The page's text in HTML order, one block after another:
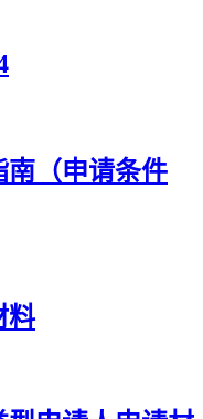
南（申请条件
料